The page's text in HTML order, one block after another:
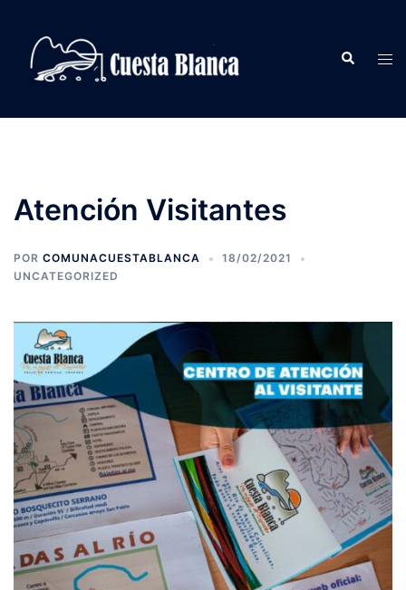
contenido
Buscar
Atención Visitantes
POR COMUNACUESTABLANCA
18/02/2021
UNCATEGORIZED